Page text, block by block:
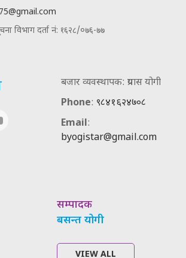
विभाग दर्ता नं: १६२८/०७६-७७
बजार व्यवस्थापक: प्रयास योगी
Phone: ९८४१६२४७०८
Email:
byogistar@gmail.com
सम्पादक
बसन्त योगी
VIEW ALL